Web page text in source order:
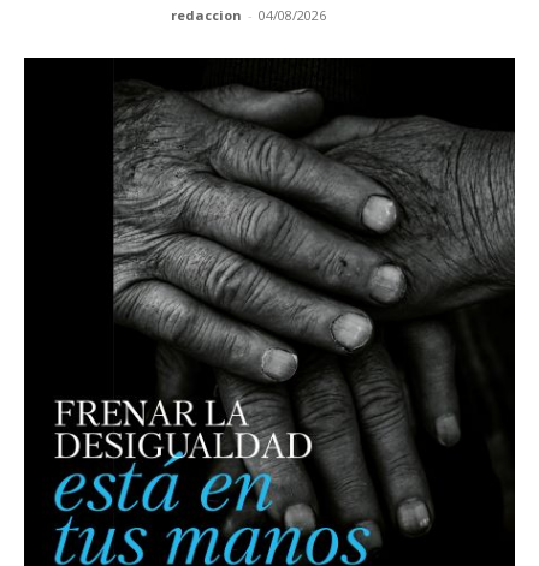
redaccion - 04/08/2026